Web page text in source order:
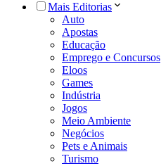
Mais Editorias
Auto
Apostas
Educação
Emprego e Concursos
Eloos
Games
Indústria
Jogos
Meio Ambiente
Negócios
Pets e Animais
Turismo